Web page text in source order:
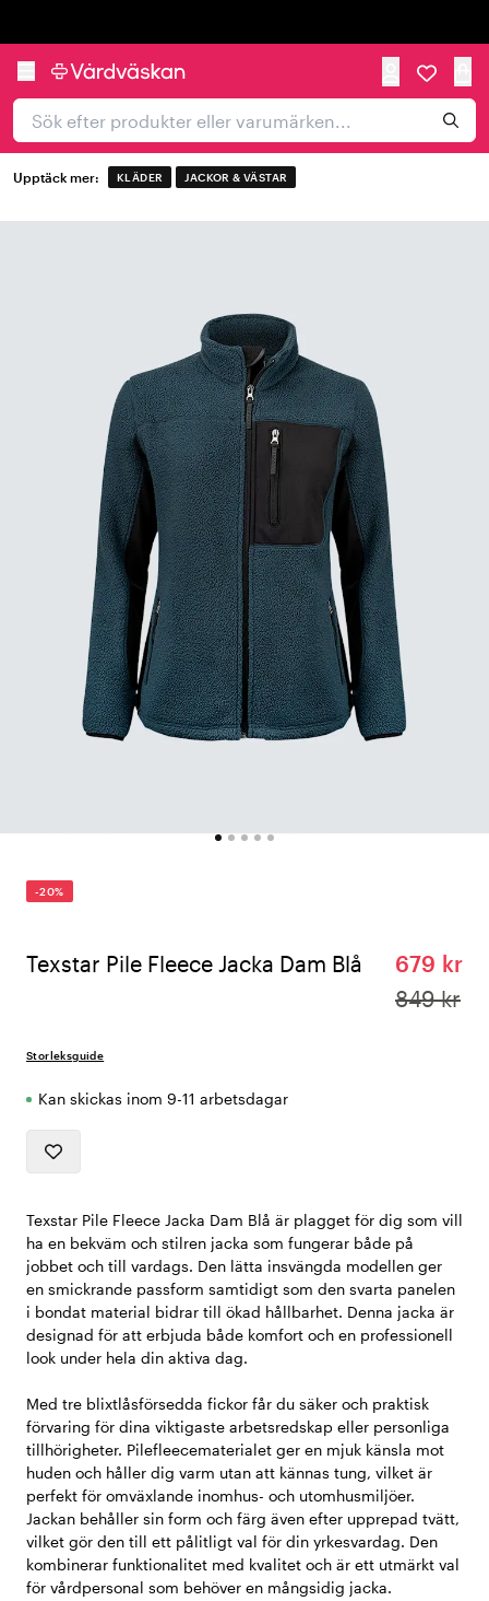
Upptäck mer: KLÄDER JACKOR & VÄSTAR
-20%
Texstar Pile Fleece Jacka Dam Blå
679 kr
849 kr
Storleksguide
Kan skickas inom 9-11 arbetsdagar
Texstar Pile Fleece Jacka Dam Blå är plagget för dig som vill
ha en bekväm och stilren jacka som fungerar både på
jobbet och till vardags. Den lätta insvängda modellen ger
en smickrande passform samtidigt som den svarta panelen
i bondat material bidrar till ökad hållbarhet. Denna jacka är
designad för att erbjuda både komfort och en professionell
look under hela din aktiva dag.
Med tre blixtlåsförsedda fickor får du säker och praktisk
förvaring för dina viktigaste arbetsredskap eller personliga
tillhörigheter. Pilefleecematerialet ger en mjuk känsla mot
huden och håller dig varm utan att kännas tung, vilket är
perfekt för omväxlande inomhus- och utomhusmiljöer.
Jackan behåller sin form och färg även efter upprepad tvätt,
vilket gör den till ett pålitligt val för din yrkesvardag. Den
kombinerar funktionalitet med kvalitet och är ett utmärkt val
för vårdpersonal som behöver en mångsidig jacka.